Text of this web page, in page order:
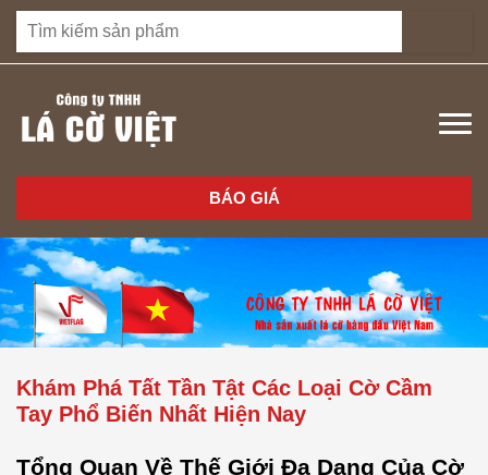
BÁO GIÁ
Khám Phá Tất Tần Tật Các Loại Cờ Cầm
Tay Phổ Biến Nhất Hiện Nay
Tổng Quan Về Thế Giới Đa Dạng Của Cờ